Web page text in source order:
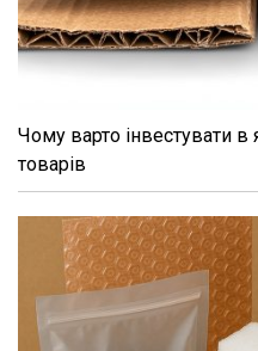
Чому варто інвестувати в
товарів